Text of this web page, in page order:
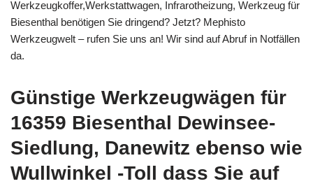
Werkzeugkoffer,Werkstattwagen, Infrarotheizung, Werkzeug für
Biesenthal benötigen Sie dringend? Jetzt? Mephisto
Werkzeugwelt – rufen Sie uns an! Wir sind auf Abruf in Notfällen
da.
Günstige Werkzeugwägen für
16359 Biesenthal Dewinsee-
Siedlung, Danewitz ebenso wie
Wullwinkel -Toll dass Sie auf